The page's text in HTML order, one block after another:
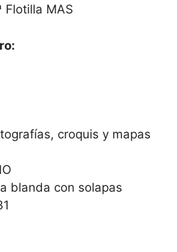
Flotilla MAS
croquis y mapas
blanda con solapas